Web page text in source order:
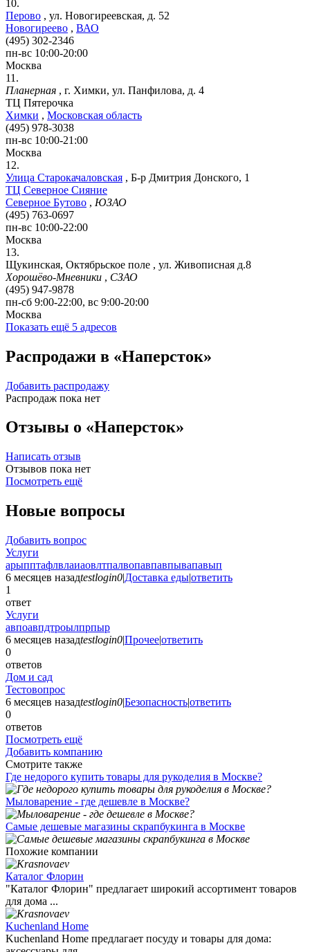
10.
Перово , ул. Новогиреевская, д. 52
Новогиреево , ВАО
(495) 302-2346
пн-вс 10:00-20:00
Москва
11.
Планерная , г. Химки, ул. Панфилова, д. 4
ТЦ Пятерочка
Химки , Московская область
(495) 978-3038
пн-вс 10:00-21:00
Москва
12.
Улица Старокачаловская , Б-р Дмитрия Донского, 1
ТЦ Северное Сияние
Северное Бутово , ЮЗАО
(495) 763-0697
пн-вс 10:00-22:00
Москва
13.
Щукинская, Октябрьское поле , ул. Живописная д.8
Хорошёво-Мневники , СЗАО
(495) 947-9878
пн-сб 9:00-22:00, вс 9:00-20:00
Москва
Показать ещё 5 адресов
Распродажи в «Наперсток»
Добавить распродажу
Распродаж пока нет
Отзывы о «Наперсток»
Написать отзыв
Отзывов пока нет
Посмотреть ещё
Новые вопросы
Добавить вопрос
Услуги
арыпптафлвлаиаовлтпалвопавпавпывапавып
6 месяцев назадtestlogin0|Доставка еды|ответить
1
ответ
Услуги
авпоавпдтроылпрпыр
6 месяцев назадtestlogin0|Прочее|ответить
0
ответов
Дом и сад
Тестовопрос
6 месяцев назадtestlogin0|Безопасность|ответить
0
ответов
Посмотреть ещё
Добавить компанию
Смотрите также
Где недорого купить товары для рукоделия в Москве?
Мыловарение - где дешевле в Москве?
Самые дешевые магазины скрапбукинга в Москве
Похожие компании
Каталог Флорин
"Каталог Флорин" предлагает широкий ассортимент товаров
для дома ...
Kuchenland Home
Kuchenland Home предлагает посуду и товары для дома: